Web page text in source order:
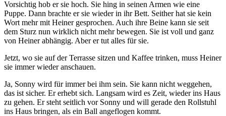
Vorsichtig hob er sie hoch. Sie hing in seinen Armen wie eine
Puppe. Dann brachte er sie wieder in ihr Bett. Seither hat sie kein
Wort mehr mit Heiner gesprochen. Auch ihre Beine kann sie seit
dem Sturz nun wirklich nicht mehr bewegen. Sie ist voll und ganz
von Heiner abhängig. Aber er tut alles für sie.
Jetzt, wo sie auf der Terrasse sitzen und Kaffee trinken, muss Heiner
sie immer wieder anschauen.
Ja, Sonny wird für immer bei ihm sein. Sie kann nicht weggehen,
das ist sicher. Er erhebt sich. Langsam wird es Zeit, wieder ins Haus
zu gehen. Er steht seitlich vor Sonny und will gerade den Rollstuhl
ins Haus bringen, als ein Ball angeflogen kommt.